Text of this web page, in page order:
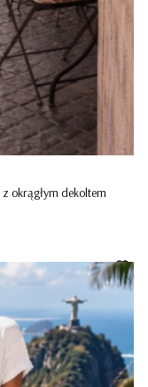
okrągłym dekoltem